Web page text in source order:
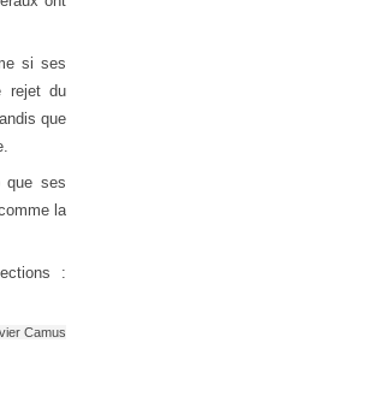
si ses
rejet du
que
que ses
la
:
Camus